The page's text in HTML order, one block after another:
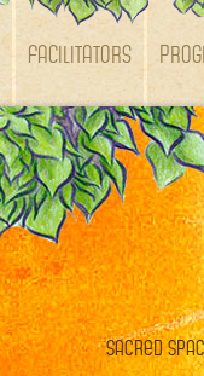
Facilitators
Sacred